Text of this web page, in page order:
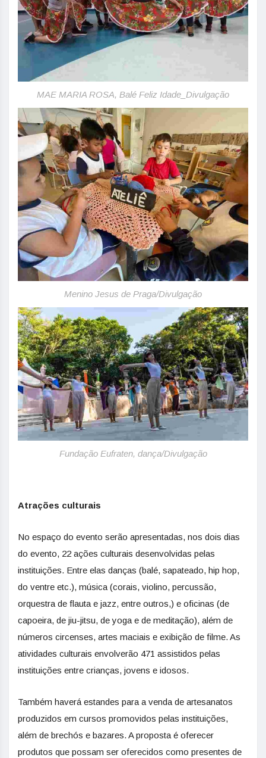
MAE MARIA ROSA, Balé Feliz Idade_Divulgação
Menino Jesus de Praga/Divulgação
Fundação Eufraten, dança/Divulgação
Atrações culturais
No espaço do evento serão apresentadas, nos dois dias
do evento, 22 ações culturais desenvolvidas pelas
instituições. Entre elas danças (balé, sapateado, hip hop,
do ventre etc.), música (corais, violino, percussão,
orquestra de flauta e jazz, entre outros,) e oficinas (de
capoeira, de jiu-jitsu, de yoga e de meditação), além de
números circenses, artes maciais e exibição de filme. As
atividades culturais envolverão 471 assistidos pelas
instituições entre crianças, jovens e idosos.
Também haverá estandes para a venda de artesanatos
produzidos em cursos promovidos pelas instituições,
além de brechós e bazares. A proposta é oferecer
produtos que possam ser oferecidos como presentes de